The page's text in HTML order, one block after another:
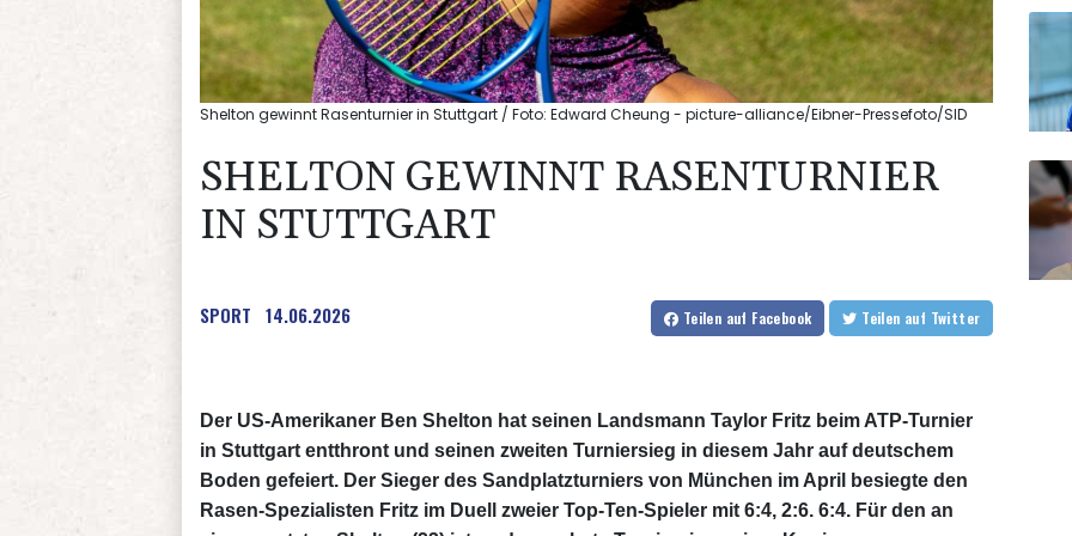
Shelton gewinnt Rasenturnier in Stuttgart / Foto: Edward Cheung - picture-alliance/Eibner-Pressefoto/SID
SHELTON GEWINNT RASENTURNIER
IN STUTTGART
SPORT 14.06.2026 Teilen auf Facebook Teilen auf Twitter
Der US-Amerikaner Ben Shelton hat seinen Landsmann Taylor Fritz beim ATP-Turnier
in Stuttgart entthront und seinen zweiten Turniersieg in diesem Jahr auf deutschem
Boden gefeiert. Der Sieger des Sandplatzturniers von München im April besiegte den
Rasen-Spezialisten Fritz im Duell zweier Top-Ten-Spieler mit 6:4, 2:6. 6:4. Für den an